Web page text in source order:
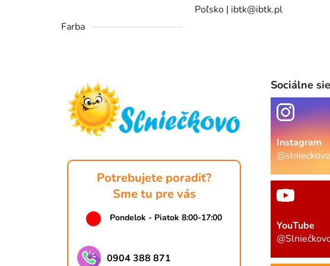
Poľsko | ibtk@ibtk.pl
Farba
Potrebujete poradiť?
Sme tu pre vás
Pondelok - Piatok 8:00-17:00
0904 388 871
Sociálne
Instagram
YouTube